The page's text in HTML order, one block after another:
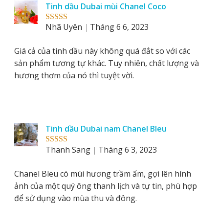
Rated5out
Tinh dầu Dubai mùi Chanel Coco
Nhã Uyên
Tháng 6 6, 2023
Giá cả của tinh dầu này không quá đắt so với các
sản phẩm tương tự khác. Tuy nhiên, chất lượng và
hương thơm của nó thì tuyệt vời.
Rated 5out
Tinh dầu Dubai nam Chanel Bleu
Thanh Sang
Tháng 6 3, 2023
Chanel Bleu có mùi hương trầm ấm, gợi lên hình
ảnh của một quý ông thanh lịch và tự tin, phù hợp
để sử dụng vào mùa thu và đông.